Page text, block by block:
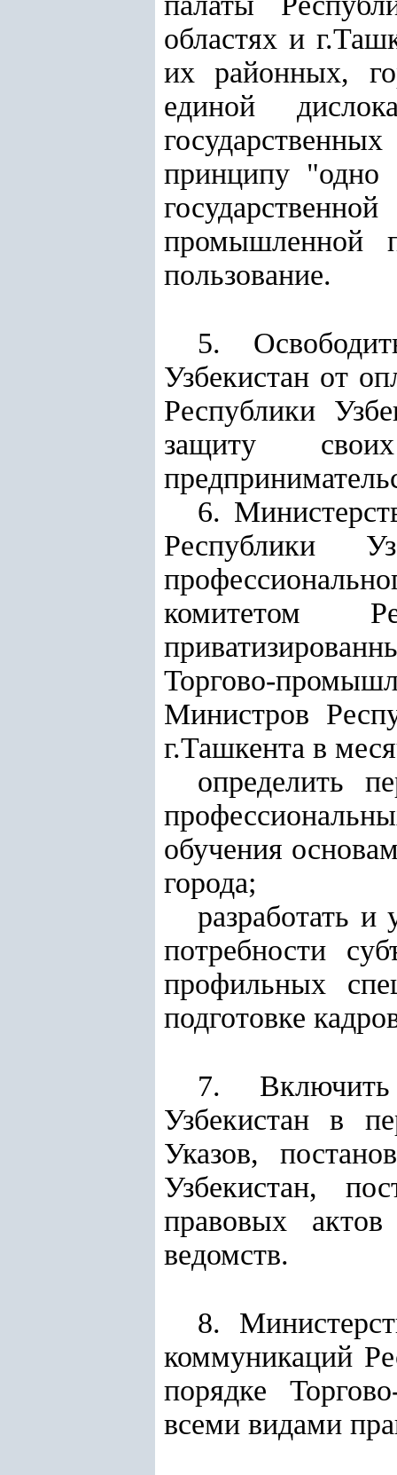
областях и
их районных,
единой
принципу "одно
промышленной
пользование.
5.
Узбекистан от
Республики
защиту
6.
Республики
комитетом
Торгово-
Министров
г.Ташкента в
определить
обучения
города;
разработать
потребности
профильных
подготовке
7. Включить
Узбекистан в
Указов,
Узбекистан,
правовых
ведомств.
8.
коммуникаций
порядке
всеми видами